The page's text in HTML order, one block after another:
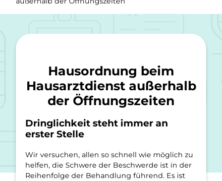
Hausordnung beim
Hausarztdienst außerhalb
der Öffnungszeiten
Dringlichkeit steht immer an
erster Stelle
Wir versuchen, allen so schnell wie möglich zu
helfen, die Schwere der Beschwerde ist in der
Reihenfolge der Behandlung führend. Es ist